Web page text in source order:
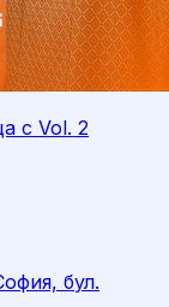
с Vol. 2
бул.